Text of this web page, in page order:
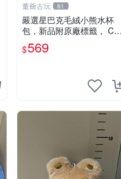
董爺古玩 61
嚴選星巴克毛絨小熊水杯
包，新品附原廠標籤， CO
NDITION 良好，詳情請參閱
商品圖片。 星巴克 毛絨小
$569